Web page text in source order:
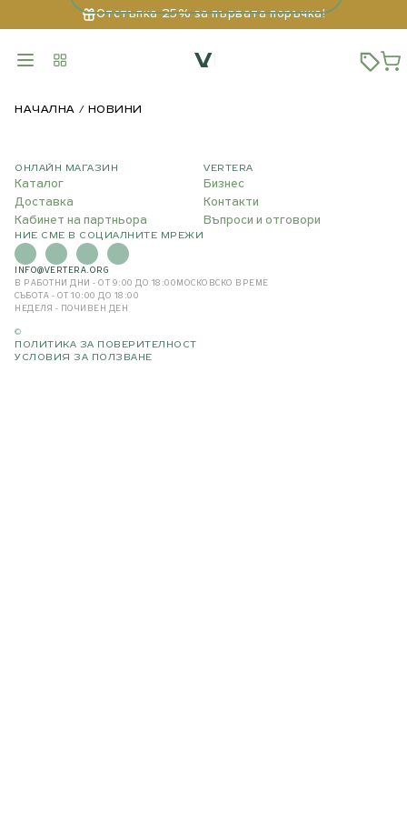
Отстъпка 25% за първата поръчка!
НАЧАЛНА НОВИНИ
ОНЛАЙН МАГАЗИН
Каталог
Доставка
Кабинет на партньора
VERTERA
Бизнес
Контакти
Въпроси и отговори
НИЕ СМЕ В СОЦИАЛНИТЕ МРЕЖИ
INFO@VERTERA.ORG
В РАБОТНИ ДНИ - ОТ 9:00 ДО 18:00 МОСКОВСКО ВРЕМЕ
СЪБОТА - ОТ 10:00 ДО 18:00
НЕДЕЛЯ - ПОЧИВЕН ДЕН
©
ПОЛИТИКА ЗА ПОВЕРИТЕЛНОСТ
УСЛОВИЯ ЗА ПОЛЗВАНЕ